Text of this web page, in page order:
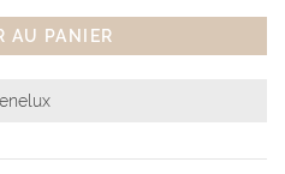
AU PANIER